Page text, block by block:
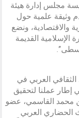
مجلس إدارة هيئة
وثيقة علمية حول
والاقتصادية، ونضع
الإسلامية القديمة
الثقافي العربي في
إطار عملنا لتحقيق
محمد القاسمي، عضو
الحضاري العربي